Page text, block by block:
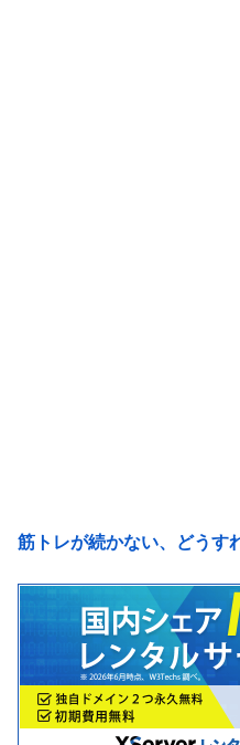
筋トレが続かない、どうす